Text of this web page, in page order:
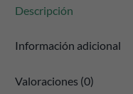
Descripción
Información adicional
Valoraciones (0)